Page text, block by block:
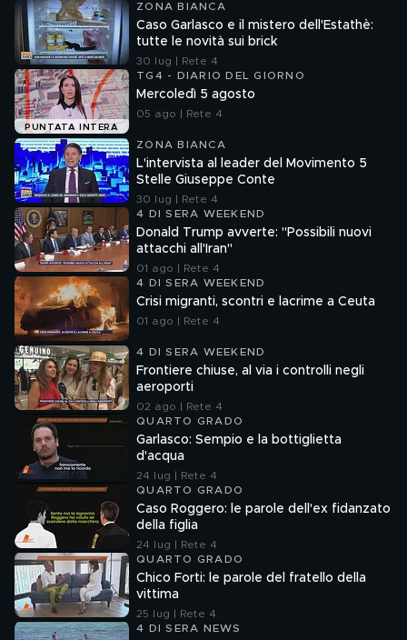
ZONA BIANCA
Caso Garlasco e il mistero dell'Estathè:
tutte le novità sui brick
30 lug | Rete 4
PUNTATA INTERA
TG4 - DIARIO DEL GIORNO
Mercoledì 5 agosto
05 ago | Rete 4
ZONA BIANCA
L'intervista al leader del Movimento 5
Stelle Giuseppe Conte
30 lug | Rete 4
4 DI SERA WEEKEND
Donald Trump avverte: "Possibili nuovi
attacchi all'Iran"
01 ago | Rete 4
4 DI SERA WEEKEND
Crisi migranti, scontri e lacrime a Ceuta
01 ago | Rete 4
4 DI SERA WEEKEND
Frontiere chiuse, al via i controlli negli
aeroporti
02 ago | Rete 4
QUARTO GRADO
Garlasco: Sempio e la bottiglietta
d'acqua
24 lug | Rete 4
QUARTO GRADO
Caso Roggero: le parole dell'ex fidanzato
della figlia
24 lug | Rete 4
QUARTO GRADO
Chico Forti: le parole del fratello della
vittima
25 lug | Rete 4
4 DI SERA NEWS